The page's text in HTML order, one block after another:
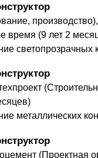
время (9 лет 2
светопрозрачных
металлических
(Проектная